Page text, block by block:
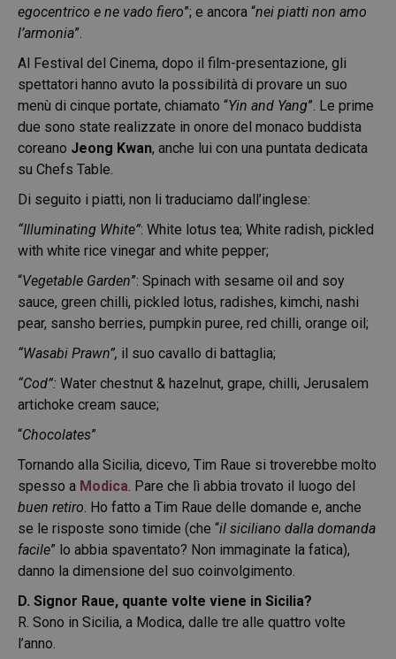
egocentrico e ne vado fiero”; e ancora “nei piatti non amo
l’armonia”.
Al Festival del Cinema, dopo il film-presentazione, gli
spettatori hanno avuto la possibilità di provare un suo
menù di cinque portate, chiamato “Yin and Yang”. Le prime
due sono state realizzate in onore del monaco buddista
coreano Jeong Kwan, anche lui con una puntata dedicata
su Chefs Table.
Di seguito i piatti, non li traduciamo dall’inglese:
“Illuminating White”: White lotus tea; White radish, pickled
with white rice vinegar and white pepper;
“Vegetable Garden”: Spinach with sesame oil and soy
sauce, green chilli, pickled lotus, radishes, kimchi, nashi
pear, sansho berries, pumpkin puree, red chilli, orange oil;
“Wasabi Prawn”, il suo cavallo di battaglia;
“Cod”: Water chestnut & hazelnut, grape, chilli, Jerusalem
artichoke cream sauce;
“Chocolates”
Tornando alla Sicilia, dicevo, Tim Raue si troverebbe molto
spesso a Modica. Pare che lì abbia trovato il luogo del
buen retiro. Ho fatto a Tim Raue delle domande e, anche
se le risposte sono timide (che “il siciliano dalla domanda
facile” lo abbia spaventato? Non immaginate la fatica),
danno la dimensione del suo coinvolgimento.
D. Signor Raue, quante volte viene in Sicilia?
R. Sono in Sicilia, a Modica, dalle tre alle quattro volte
l’anno.